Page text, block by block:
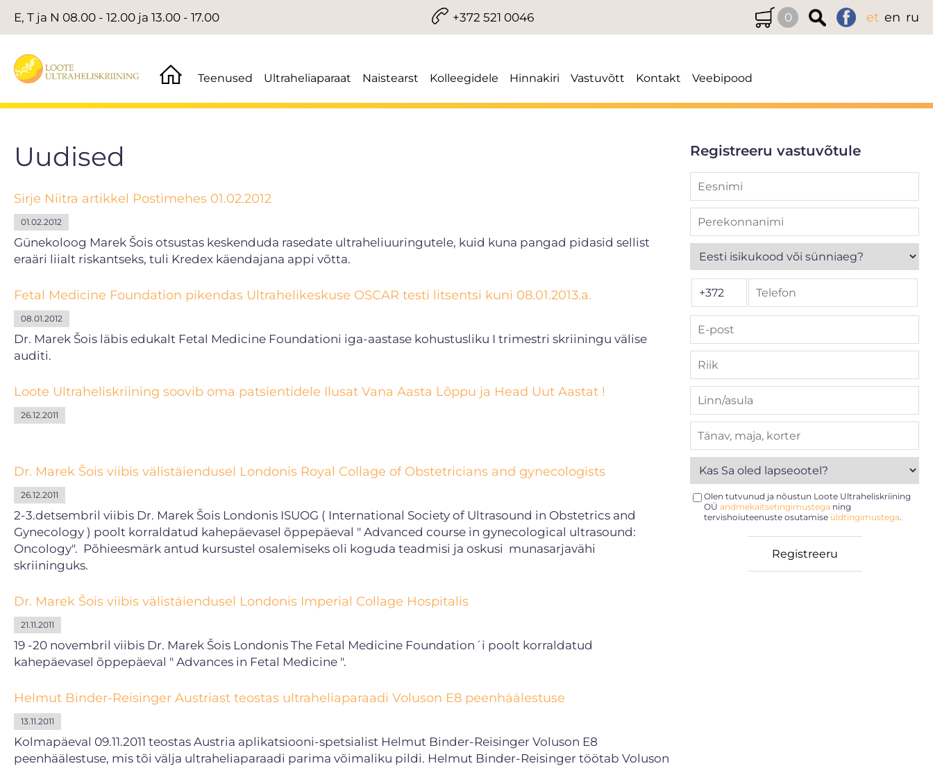
E, T ja N 08.00 - 12.00 ja 13.00 - 17.00 +372 521 0046 0 et en ru
Teenused Ultraheliaparaat Naistearst Kolleegidele Hinnakiri Vastuvõtt Kontakt Veebipood
Uudised
Sirje Niitra artikkel Postimehes 01.02.2012
01.02.2012
Günekoloog Marek Šois otsustas keskenduda rasedate ultraheliuuringutele, kuid kuna pangad pidasid sellist
eraäri liialt riskantseks, tuli Kredex käendajana appi võtta.
Fetal Medicine Foundation pikendas Ultrahelikeskuse OSCAR testi litsentsi kuni 08.01.2013.a.
08.01.2012
Dr. Marek Šois läbis edukalt Fetal Medicine Foundationi iga-aastase kohustusliku I trimestri skriiningu välise
auditi.
Loote Ultraheliskriining soovib oma patsientidele Ilusat Vana Aasta Lõppu ja Head Uut Aastat !
26.12.2011
Dr. Marek Šois viibis välistäiendusel Londonis Royal Collage of Obstetricians and gynecologists
26.12.2011
2-3.detsembril viibis Dr. Marek Šois Londonis ISUOG ( International Society of Ultrasound in Obstetrics and
Gynecology ) poolt korraldatud kahepäevasel õppepäeval " Advanced course in gynecological ultrasound:
Oncology". Põhieesmärk antud kursustel osalemiseks oli koguda teadmisi ja oskusi munasarjavähi
skriininguks.
Dr. Marek Šois viibis välistäiendusel Londonis Imperial Collage Hospitalis
21.11.2011
19 -20 novembril viibis Dr. Marek Šois Londonis The Fetal Medicine Foundation´i poolt korraldatud
kahepäevasel õppepäeval " Advances in Fetal Medicine ".
Helmut Binder-Reisinger Austriast teostas ultraheliaparaadi Voluson E8 peenhäälestuse
13.11.2011
Kolmapäeval 09.11.2011 teostas Austria aplikatsiooni-spetsialist Helmut Binder-Reisinger Voluson E8
peenhäälestuse, mis tõi välja ultraheliaparaadi parima võimaliku pildi. Helmut Binder-Reisinger töötab Voluson
Registreeru vastuvõtule
Olen tutvunud ja nõustun Loote Ultraheliskriining
OÜ andmekaitsetingimustega ning
tervishoiuteenuste osutamise üldtingimustega.